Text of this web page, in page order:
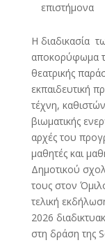
επιστήμονα
Η διαδικασία
αποκορύφωμα
θεατρικής
εκπαιδευτική
τέχνη,
βιωματικής
αρχές του
μαθητές και
Δημοτικού
τους στον
τελική
2026
στη δράση της